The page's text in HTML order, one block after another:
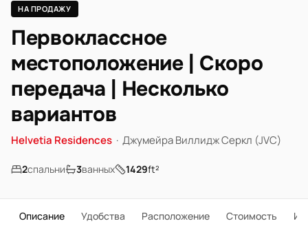
НА ПРОДАЖУ
Первоклассное
местоположение | Скоро
передача | Несколько
вариантов
Helvetia Residences · Джумейра Виллидж Серкл (JVC)
2спальни 3ванных 1429ft²
Описание Удобства Расположение Стоимость